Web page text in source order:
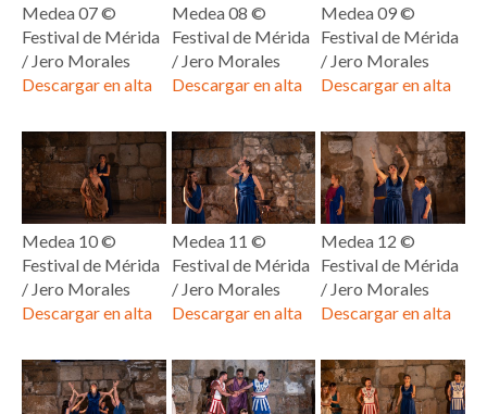
Medea 07 ©
Festival de Mérida
/ Jero Morales
Descargar en alta
Medea 08 ©
Festival de Mérida
/ Jero Morales
Descargar en alta
Medea 09 ©
Festival de Mérida
/ Jero Morales
Descargar en alta
Medea 10 ©
Festival de Mérida
/ Jero Morales
Descargar en alta
Medea 11 ©
Festival de Mérida
/ Jero Morales
Descargar en alta
Medea 12 ©
Festival de Mérida
/ Jero Morales
Descargar en alta